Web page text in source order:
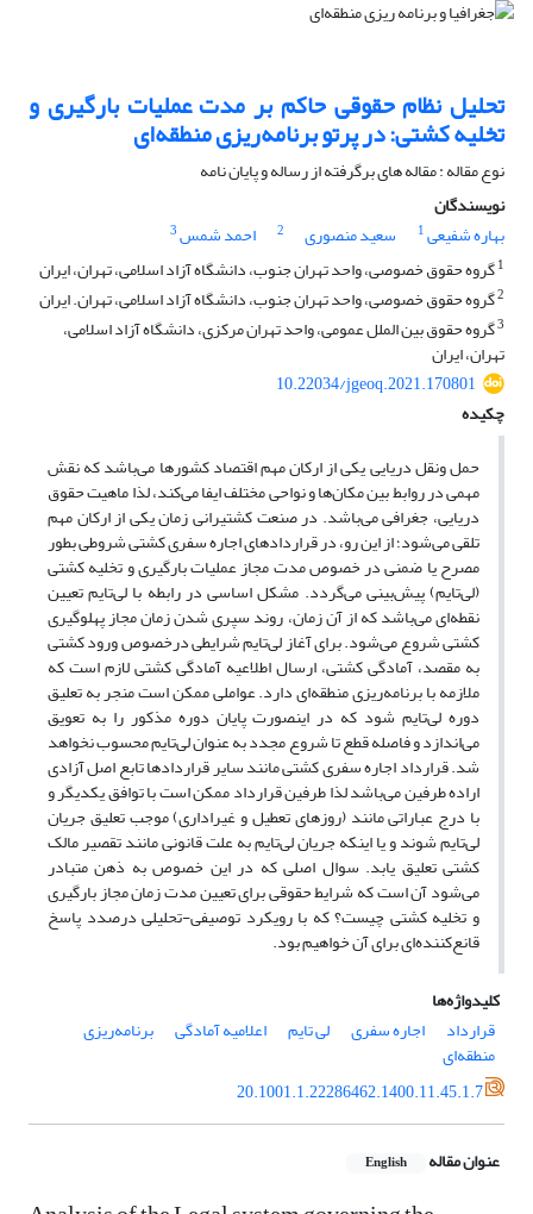
تحلیل نظام حقوقی حاکم بر مدت عملیات بارگیری و
تخلیه کشتی: در پرتو برنامه‌ریزی منطقه‌ای
نوع مقاله : مقاله های برگرفته از رساله و پایان نامه
نویسندگان
بهاره شفیعی1 سعید منصوری 2 احمد شمس3
1گروه حقوق خصوصی، واحد تهران جنوب، دانشگاه آزاد اسلامی، تهران، ایران
2گروه حقوق خصوصی، واحد تهران جنوب، دانشگاه آزاد اسلامی، تهران. ایران
3گروه حقوق بین الملل عمومی، واحد تهران مرکزی، دانشگاه آزاد اسلامی،
تهران، ایران
10.22034/jgeoq.2021.170801
چکیده
حمل ونقل دریایی یکی از ارکان مهم اقتصاد کشورها می‌باشد که نقش
مهمی در روابط بین مکان‌ها و نواحی مختلف ایفا می‌کند، لذا ماهیت حقوق
دریایی، جغرافی می‌باشد. در صنعت کشتیرانی زمان یکی از ارکان مهم
تلقی می‌شود؛ از این رو، در قراردادهای اجاره سفری کشتی شروطی بطور
مصرح یا ضمنی در خصوص مدت مجاز عملیات بارگیری و تخلیه کشتی
(لی‌تایم) پیش‌بینی می‌گردد. مشکل اساسی در رابطه با لی‌تایم تعیین
نقطه‌ای می‌باشد که از آن زمان، روند سپری شدن زمان مجاز پهلوگیری
کشتی شروع می‌شود. برای آغاز لی‌تایم شرایطی درخصوص ورود کشتی
به مقصد، آمادگی کشتی، ارسال اطلاعیه آمادگی کشتی لازم است که
ملازمه با برنامه‌ریزی منطقه‌ای دارد. عواملی ممکن است منجر به تعلیق
دوره لی‌تایم شود که در اینصورت پایان دوره مذکور را به تعویق
می‌اندازد و فاصله قطع تا شروع مجدد به عنوان لی‌تایم محسوب نخواهد
شد. قرارداد اجاره سفری کشتی مانند سایر قراردادها تابع اصل آزادی
اراده طرفین می‌باشد لذا طرفین قرارداد ممکن است با توافق یکدیگر و
با درج عباراتی مانند (روزهای تعطیل و غیراداری) موجب تعلیق جریان
لی‌تایم شوند و یا اینکه جریان لی‌تایم به علت قانونی مانند تقصیر مالک
کشتی تعلیق یابد. سوال اصلی که در این خصوص به ذهن متبادر
می‌شود آن است که شرایط حقوقی برای تعیین مدت زمان مجاز بارگیری
و تخلیه کشتی چیست؟ که با رویکرد توصیفی-تحلیلی درصدد پاسخ
قانع‌کننده‌ای برای آن خواهیم بود.
کلیدواژه‌ها
قرارداد
اجاره سفری لی تایم اعلامیه آمادگی برنامه‌ریزی
منطقه‌ای
20.1001.1.22286462.1400.11.45.1.7
عنوان مقاله English